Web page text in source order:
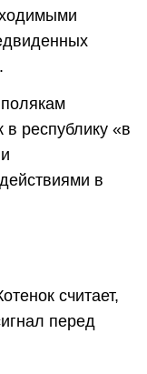
республику «в
в
считает,
перед